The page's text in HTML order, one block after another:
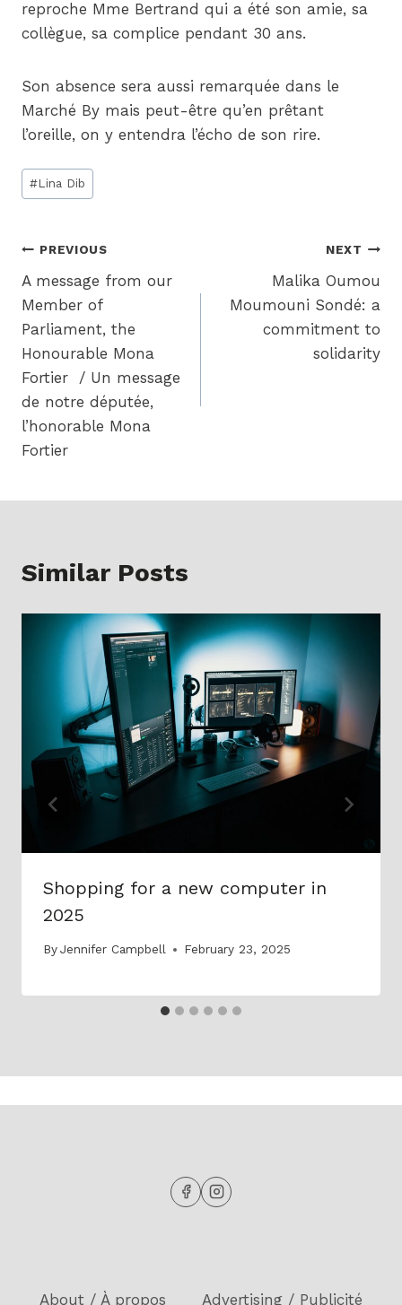
reproche Mme Bertrand qui a été son amie, sa
collègue, sa complice pendant 30 ans.
Son absence sera aussi remarquée dans le
Marché By mais peut-être qu’en prêtant
l’oreille, on y entendra l’écho de son rire.
Post
Tags:
#Lina Dib
Post
navigation
PREVIOUS
A message from our
Member of
Parliament, the
Honourable Mona
Fortier / Un message
de notre députée,
l’honorable Mona
Fortier
NEXT
Malika Oumou
Moumouni Sondé: a
commitment to
solidarity
Similar Posts
Shopping for a new computer in
2025
ByJennifer Campbell February 23, 2025
About / À propos Advertising / Publicité